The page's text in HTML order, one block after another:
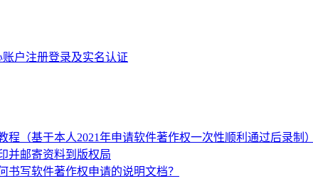
户注册登录及实名认证
（基于本人2021年申请软件著作权一次性顺利通过后录制）
并邮寄资料到版权局
写软件著作权申请的说明文档？